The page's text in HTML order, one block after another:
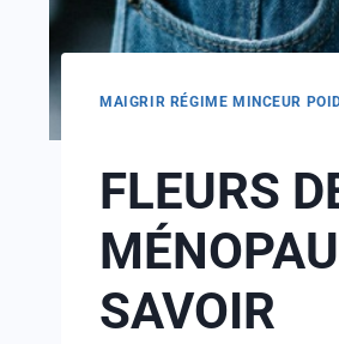
MAIGRIR RÉGIME MINCEUR
FLEURS
SAVOIR